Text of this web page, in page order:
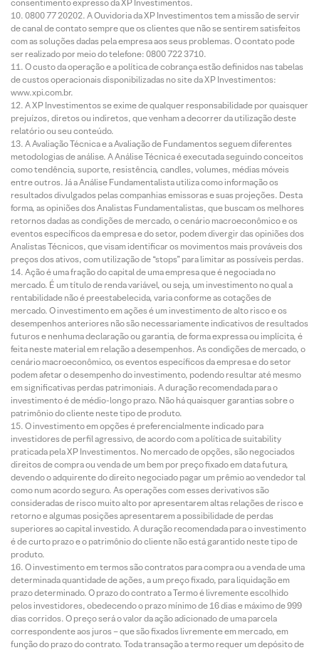
consentimento expresso da XP Investimentos.
0800 77 20202. A Ouvidoria da XP Investimentos tem a missão de servir
de canal de contato sempre que os clientes que não se sentirem satisfeitos
com as soluções dadas pela empresa aos seus problemas. O contato pode
ser realizado por meio do telefone: 0800 722 3710.
O custo da operação e a política de cobrança estão definidos nas tabelas
de custos operacionais disponibilizadas no site da XP Investimentos:
www.xpi.com.br.
A XP Investimentos se exime de qualquer responsabilidade por quaisquer
prejuízos, diretos ou indiretos, que venham a decorrer da utilização deste
relatório ou seu conteúdo.
A Avaliação Técnica e a Avaliação de Fundamentos seguem diferentes
metodologias de análise. A Análise Técnica é executada seguindo conceitos
como tendência, suporte, resistência, candles, volumes, médias móveis
entre outros. Já a Análise Fundamentalista utiliza como informação os
resultados divulgados pelas companhias emissoras e suas projeções. Desta
forma, as opiniões dos Analistas Fundamentalistas, que buscam os melhores
retornos dadas as condições de mercado, o cenário macroeconômico e os
eventos específicos da empresa e do setor, podem divergir das opiniões dos
Analistas Técnicos, que visam identificar os movimentos mais prováveis dos
preços dos ativos, com utilização de “stops” para limitar as possíveis perdas.
Ação é uma fração do capital de uma empresa que é negociada no
mercado. É um título de renda variável, ou seja, um investimento no qual a
rentabilidade não é preestabelecida, varia conforme as cotações de
mercado. O investimento em ações é um investimento de alto risco e os
desempenhos anteriores não são necessariamente indicativos de resultados
futuros e nenhuma declaração ou garantia, de forma expressa ou implícita, é
feita neste material em relação a desempenhos. As condições de mercado, o
cenário macroeconômico, os eventos específicos da empresa e do setor
podem afetar o desempenho do investimento, podendo resultar até mesmo
em significativas perdas patrimoniais. A duração recomendada para o
investimento é de médio-longo prazo. Não há quaisquer garantias sobre o
patrimônio do cliente neste tipo de produto.
O investimento em opções é preferencialmente indicado para
investidores de perfil agressivo, de acordo com a política de suitability
praticada pela XP Investimentos. No mercado de opções, são negociados
direitos de compra ou venda de um bem por preço fixado em data futura,
devendo o adquirente do direito negociado pagar um prêmio ao vendedor tal
como num acordo seguro. As operações com esses derivativos são
consideradas de risco muito alto por apresentarem altas relações de risco e
retorno e algumas posições apresentarem a possibilidade de perdas
superiores ao capital investido. A duração recomendada para o investimento
é de curto prazo e o patrimônio do cliente não está garantido neste tipo de
produto.
O investimento em termos são contratos para compra ou a venda de uma
determinada quantidade de ações, a um preço fixado, para liquidação em
prazo determinado. O prazo do contrato a Termo é livremente escolhido
pelos investidores, obedecendo o prazo mínimo de 16 dias e máximo de 999
dias corridos. O preço será o valor da ação adicionado de uma parcela
correspondente aos juros – que são fixados livremente em mercado, em
função do prazo do contrato. Toda transação a termo requer um depósito de